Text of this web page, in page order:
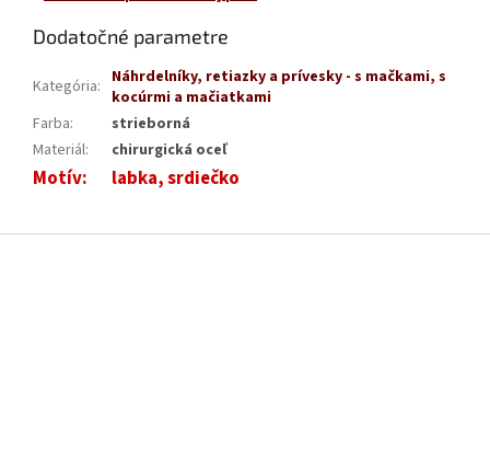
Dodatočné parametre
Kategória: Náhrdelníky, retiazky a prívesky - s mačkami, s
kocúrmi a mačiatkami
Farba:
strieborná
Materiál: chirurgická oceľ
Motív: labka, srdiečko